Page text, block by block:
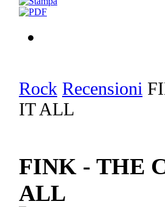
Rock Recensioni
IT ALL
FINK - THE
ALL